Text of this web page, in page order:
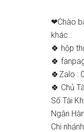
❤Chào
khác :
🍀 hộp
🍀
🍀Zalo :
🍀 Chủ
Số Tài
Ngân
Chi